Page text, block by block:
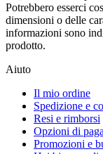
Potrebbero esserci
dimensioni o delle
informazioni sono
prodotto.
Aiuto
Il mio ordine
Spedizione e
Resi e rimborsi
Opzioni di
Promozioni e